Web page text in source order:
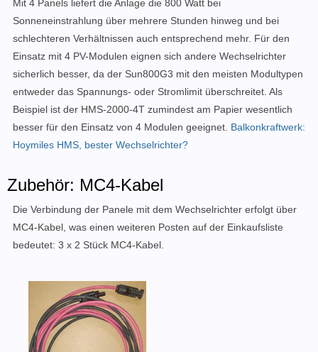
Mit 4 Panels liefert die Anlage die 800 Watt bei
Sonneneinstrahlung über mehrere Stunden hinweg und bei
schlechteren Verhältnissen auch entsprechend mehr. Für den
Einsatz mit 4 PV-Modulen eignen sich andere Wechselrichter
sicherlich besser, da der Sun800G3 mit den meisten Modultypen
entweder das Spannungs- oder Stromlimit überschreitet. Als
Beispiel ist der HMS-2000-4T zumindest am Papier wesentlich
besser für den Einsatz von 4 Modulen geeignet. Balkonkraftwerk:
Hoymiles HMS, bester Wechselrichter?
Zubehör: MC4-Kabel
Die Verbindung der Panele mit dem Wechselrichter erfolgt über
MC4-Kabel, was einen weiteren Posten auf der Einkaufsliste
bedeutet: 3 x 2 Stück MC4-Kabel.